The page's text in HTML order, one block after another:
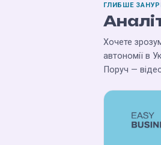
ГЛИБШЕ
Хочете
автономії в
Поруч —